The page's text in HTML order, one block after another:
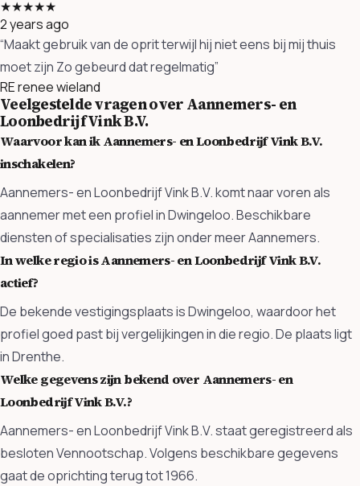
★★★★★
2 years ago
“Maakt gebruik van de oprit terwijl hij niet eens bij mij thuis
moet zijn Zo gebeurd dat regelmatig”
RErenee wieland
Veelgestelde vragen over Aannemers- en
Loonbedrijf Vink B.V.
Waarvoor kan ik Aannemers- en Loonbedrijf Vink B.V.
inschakelen?
Aannemers- en Loonbedrijf Vink B.V. komt naar voren als
aannemer met een profiel in Dwingeloo. Beschikbare
diensten of specialisaties zijn onder meer Aannemers.
In welke regio is Aannemers- en Loonbedrijf Vink B.V.
actief?
De bekende vestigingsplaats is Dwingeloo, waardoor het
profiel goed past bij vergelijkingen in die regio. De plaats ligt
in Drenthe.
Welke gegevens zijn bekend over Aannemers- en
Loonbedrijf Vink B.V.?
Aannemers- en Loonbedrijf Vink B.V. staat geregistreerd als
besloten Vennootschap. Volgens beschikbare gegevens
gaat de oprichting terug tot 1966.